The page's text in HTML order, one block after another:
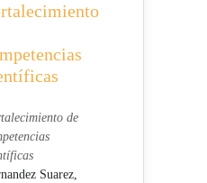
de
Suarez,